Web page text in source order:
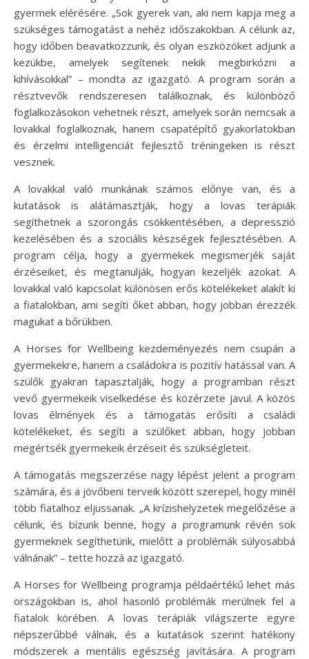
gyermek elérésére. „Sok gyerek van, aki nem kapja meg a
szükséges támogatást a nehéz időszakokban. A célunk az,
hogy időben beavatkozzunk, és olyan eszközöket adjunk a
kezükbe, amelyek segítenek nekik megbirkózni a
kihívásokkal” – mondta az igazgató. A program során a
résztvevők rendszeresen találkoznak, és különböző
foglalkozásokon vehetnek részt, amelyek során nemcsak a
lovakkal foglalkoznak, hanem csapatépítő gyakorlatokban
és érzelmi intelligenciát fejlesztő tréningeken is részt
vesznek.
A lovakkal való munkának számos előnye van, és a
kutatások is alátámasztják, hogy a lovas terápiák
segíthetnek a szorongás csökkentésében, a depresszió
kezelésében és a szociális készségek fejlesztésében. A
program célja, hogy a gyermekek megismerjék saját
érzéseiket, és megtanulják, hogyan kezeljék azokat. A
lovakkal való kapcsolat különösen erős kötelékeket alakít ki
a fiatalokban, ami segíti őket abban, hogy jobban érezzék
magukat a bőrükben.
A Horses for Wellbeing kezdeményezés nem csupán a
gyermekekre, hanem a családokra is pozitív hatással van. A
szülők gyakran tapasztalják, hogy a programban részt
vevő gyermekeik viselkedése és közérzete javul. A közös
lovas élmények és a támogatás erősíti a családi
kötelékeket, és segíti a szülőket abban, hogy jobban
megértsék gyermekeik érzéseit és szükségleteit.
A támogatás megszerzése nagy lépést jelent a program
számára, és a jövőbeni terveik között szerepel, hogy minél
több fiatalhoz eljussanak. „A krízishelyzetek megelőzése a
célunk, és bízunk benne, hogy a programunk révén sok
gyermeknek segíthetünk, mielőtt a problémák súlyosabbá
válnának” – tette hozzá az igazgató.
A Horses for Wellbeing programja példaértékű lehet más
országokban is, ahol hasonló problémák merülnek fel a
fiatalok körében. A lovas terápiák világszerte egyre
népszerűbbé válnak, és a kutatások szerint hatékony
módszerek a mentális egészség javítására. A program